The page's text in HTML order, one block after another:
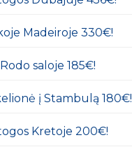
Madeiroje 330€!
saloje 185€!
į Stambulą 180€!
Kretoje 200€!